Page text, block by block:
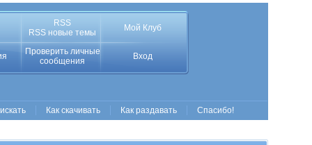
RSS
RSS новые темы
Мой Клуб
Проверить личные
сообщения
Вход
Как скачивать Как раздавать Спасибо!